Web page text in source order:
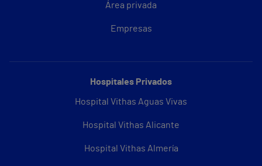
Área privada
Empresas
Hospitales Privados
Hospital Vithas Aguas Vivas
Hospital Vithas Alicante
Hospital Vithas Almería